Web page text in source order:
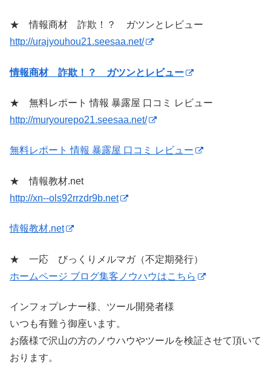
★ 情報商材 詐欺！？ ガツンとレビュー
http://urajyouhou21.seesaa.net/
情報商材 詐欺！？ ガツンとレビュー
★ 無料レポート 情報 暴露屋 口コミ レビュー
http://muryourepo21.seesaa.net/
無料レポート 情報 暴露屋 口コミ レビュー
★ 情報教材.net
http://xn--ols92rrzdr9b.net
情報教材.net
★ 一応 びっくりメルマガ（不定期発行）
ホームページ ブログ集客ノウハウはこちら
インフォプレナー様、ツール開発者様
いつも有難う御座います。
お蔭様で沢山の方のノウハウやツールを検証させて頂いて
おります。